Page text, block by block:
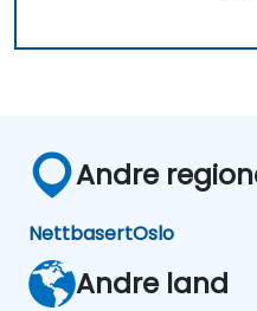
Andre
NettbasertOslo
Andre land